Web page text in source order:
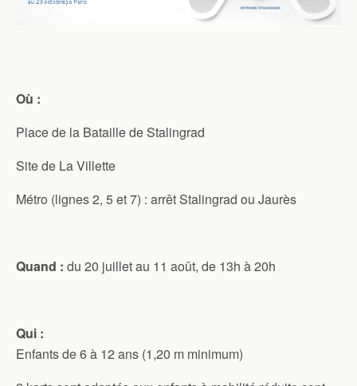
Où :
Place de la Bataille de Stalingrad
Site de La Villette
Métro (lignes 2, 5 et 7) : arrêt Stalingrad ou Jaurès
Quand : du 20 juillet au 11 août, de 13h à 20h
Qui :
Enfants de 6 à 12 ans (1,20 m minimum)